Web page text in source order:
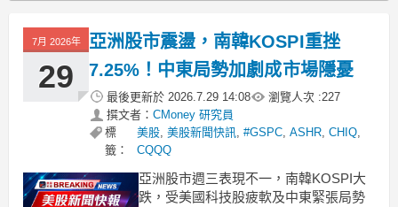
gap: 1rem !importan
7月 2026年
29
亞洲股市震盪，南韓KOSPI重挫
7.25%！中東局勢加劇成市場隱憂
最後更新於 2026.7.29 14:08 瀏覽人次 :227
撰文者： CMoney 研究員
標
籤：
美股, 美股新聞快訊, #GSPC, ASHR, CHIQ,
CQQQ
亞洲股市週三表現不一，南韓KOSPI大
跌，受美國科技股疲軟及中東緊張局勢